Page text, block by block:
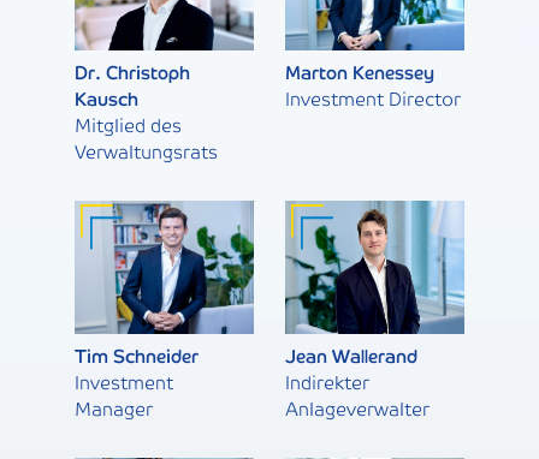
Dr. Christoph
Kausch
Mitglied des
Verwaltungsrats
Marton Kenessey
Investment Director
Tim Schneider
Investment
Manager
Jean Wallerand
Indirekter
Anlageverwalter